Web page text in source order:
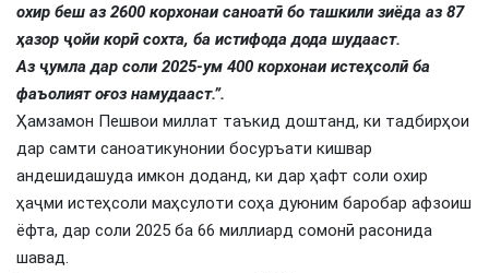
охир беш аз 2600 корхонаи саноатӣ бо ташкили зиёда аз 87
ҳазор ҷойи корӣ сохта, ба истифода дода шудааст.
Аз ҷумла дар соли 2025-ум 400 корхонаи истеҳсолӣ ба
фаъолият оғоз намудааст.”.
Ҳамзамон Пешвои миллат таъкид доштанд, ки тадбирҳои
дар самти саноатикунонии босуръати кишвар
андешидашуда имкон доданд, ки дар ҳафт соли охир
ҳаҷми истеҳсоли маҳсулоти соҳа дуюним баробар афзоиш
ёфта, дар соли 2025 ба 66 миллиард сомонӣ расонида
шавад.